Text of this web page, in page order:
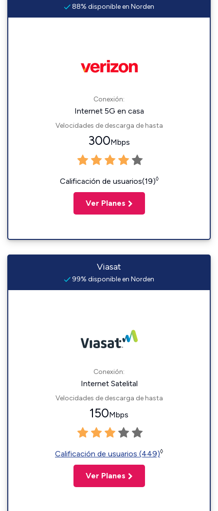
88% disponible en Norden
Conexión:
Internet 5G en casa
Velocidades de descarga de hasta
300Mbps
Calificación de usuarios(19)◊
Ver Planes
Viasat
99% disponible en Norden
Conexión:
Internet Satelital
Velocidades de descarga de hasta
150Mbps
Calificación de usuarios (449)◊
Ver Planes